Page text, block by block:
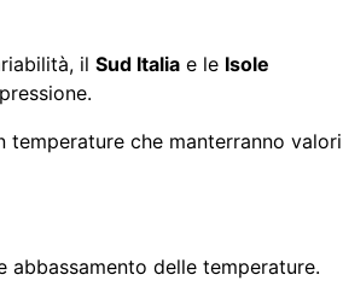
il Sud Italia e le Isole
che manterranno valori
delle temperature.